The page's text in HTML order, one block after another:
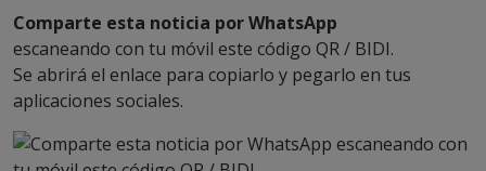
Comparte esta noticia por WhatsApp
escaneando con tu móvil este código QR / BIDI.
Se abrirá el enlace para copiarlo y pegarlo en tus
aplicaciones sociales.